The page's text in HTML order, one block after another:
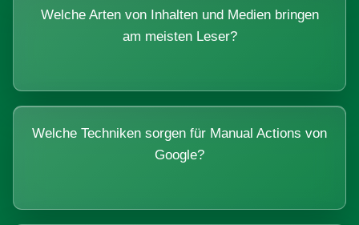
Welche Arten von Inhalten und Medien bringen
am meisten Leser?
Welche Techniken sorgen für Manual Actions von
Google?